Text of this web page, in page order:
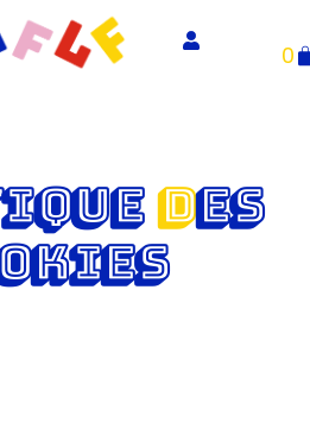
0
DES